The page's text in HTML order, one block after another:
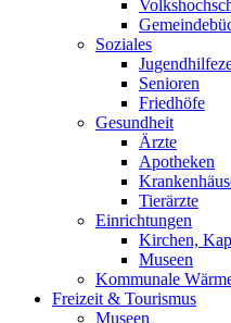
Soziales
Senioren
Friedhöfe
Gesundheit
Ärzte
Apotheken
Tierärzte
Einrichtungen
Kirchen,
Museen
Kommunale
Freizeit & Tourismus
Museen